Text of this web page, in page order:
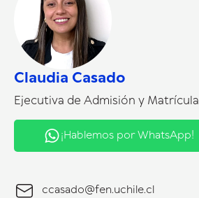
Claudia Casado
Ejecutiva de Admisión y Matrícula
¡Hablemos por WhatsApp!
ccasado@fen.uchile.cl